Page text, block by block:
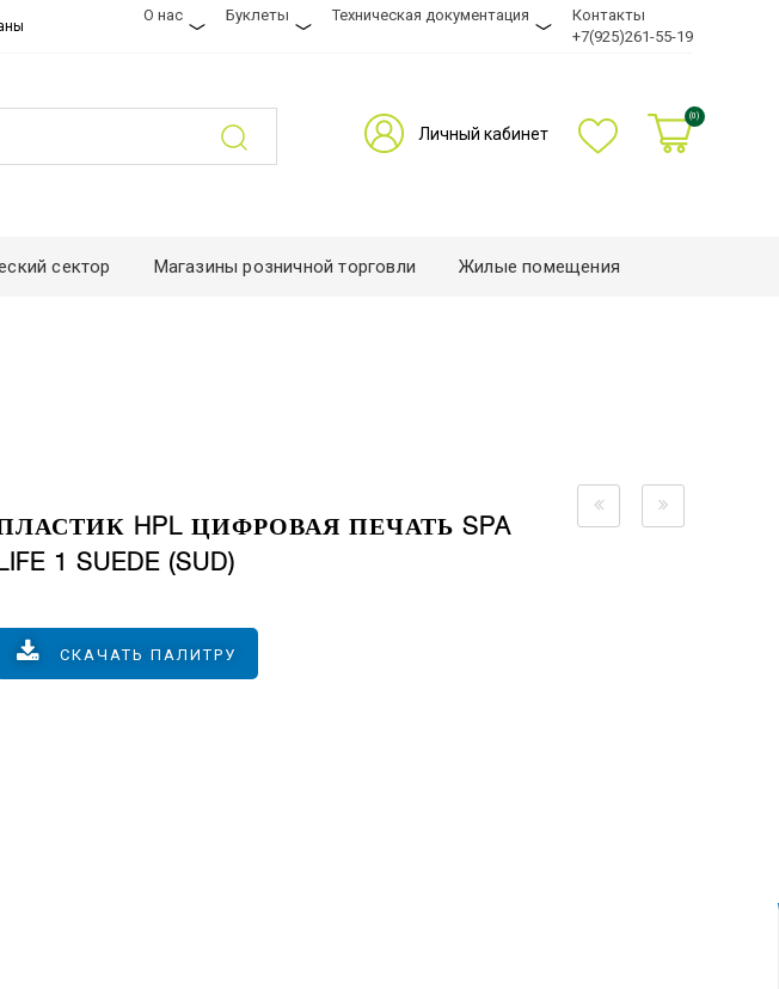
О нас Буклеты Техническая документация
Контакты
+7(925)261-55-19
Личный кабинет
(0)
сектор Магазины розничной торговли Жилые помещения
HPL ЦИФРОВАЯ ПЕЧАТЬ SPA
1 SUEDE (SUD)
СКАЧАТЬ ПАЛИТРУ